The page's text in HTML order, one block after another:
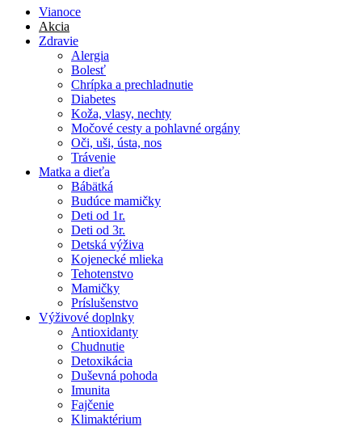
Vianoce
Akcia
Zdravie
Alergia
Bolesť
Chrípka a prechladnutie
Diabetes
Koža, vlasy, nechty
Močové cesty a pohlavné orgány
Oči, uši, ústa, nos
Trávenie
Matka a dieťa
Bábätká
Budúce mamičky
Deti od 1r.
Deti od 3r.
Detská výživa
Kojenecké mlieka
Tehotenstvo
Mamičky
Príslušenstvo
Výživové doplnky
Antioxidanty
Chudnutie
Detoxikácia
Duševná pohoda
Imunita
Fajčenie
Klimaktérium